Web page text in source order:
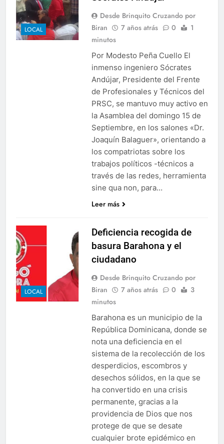
LOCAL
Desde Brinquito Cruzando por
Biran
7 años atrás 0
1
minutos
Por Modesto Peña Cuello El
inmenso ingeniero Sócrates
Andújar, Presidente del Frente
de Profesionales y Técnicos del
PRSC, se mantuvo muy activo en
la Asamblea del domingo 15 de
Septiembre, en los salones «Dr.
Joaquín Balaguer», orientando a
los compatriotas sobre los
trabajos políticos -técnicos a
través de las redes, herramienta
sine qua non, para…
Leer más
LOCAL
Deficiencia recogida de
basura Barahona y el
ciudadano
Desde Brinquito Cruzando por
Biran
7 años atrás 0
3
minutos
Barahona es un municipio de la
República Dominicana, donde se
nota una deficiencia en el
sistema de la recolección de los
desperdicios, escombros y
desechos sólidos, en la que se
ha convertido en una crisis
permanente, gracias a la
providencia de Dios que nos
protege de que se desate
cualquier brote epidémico en